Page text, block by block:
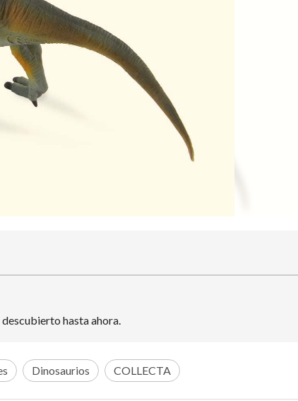
hasta ahora.
Dinosaurios COLLECTA